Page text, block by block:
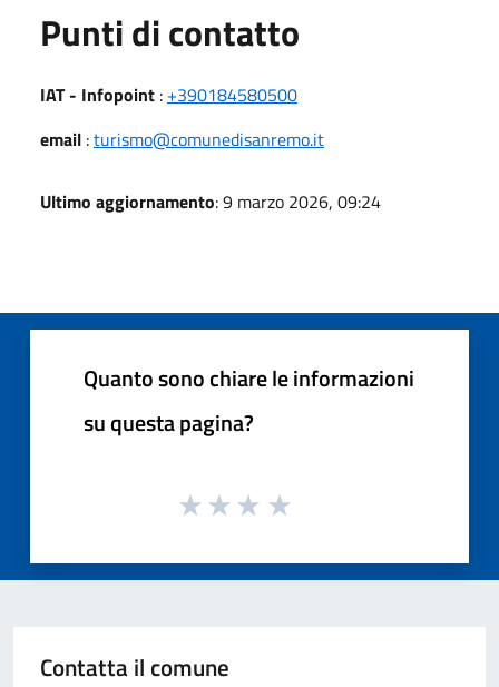
Punti di contatto
IAT - Infopoint : +390184580500
email :turismo@comunedisanremo.it
Ultimo aggiornamento: 9 marzo 2026, 09:24
Quanto sono chiare le informazioni
su questa pagina?
Contatta il comune